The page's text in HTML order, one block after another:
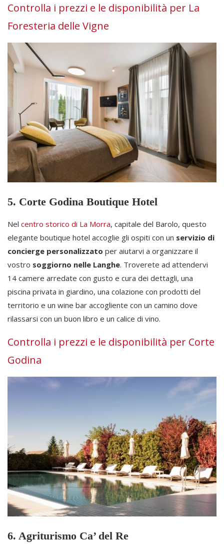
Controlla i prezzi e le disponibilità per La
Foresteria delle Vigne
5. Corte Godina Boutique Hotel
Nel centro storico di La Morra, capitale del Barolo, questo
elegante boutique hotel accoglie gli ospiti con un servizio di
concierge personalizzato per aiutarvi a organizzare il
vostro soggiorno nelle Langhe. Troverete ad attendervi
14 camere arredate con gusto e cura dei dettagli, una
piscina privata in giardino, una colazione con prodotti del
territorio e un wine bar accogliente con un camino dove
rilassarsi con un buon libro e un calice di vino.
Controlla i prezzi e le disponibilità per Corte
Godina
6. Agriturismo Ca’ del Re